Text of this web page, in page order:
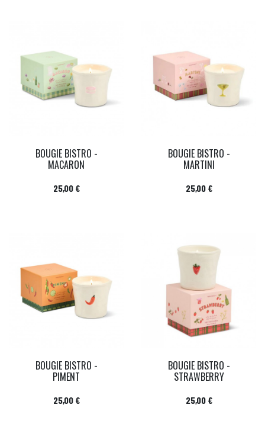
BOUGIE BISTRO -
MACARON
Prix
25,00 €
BOUGIE BISTRO -
MARTINI
Prix
25,00 €
BOUGIE BISTRO -
PIMENT
Prix
25,00 €
BOUGIE BISTRO -
STRAWBERRY
Prix
25,00 €